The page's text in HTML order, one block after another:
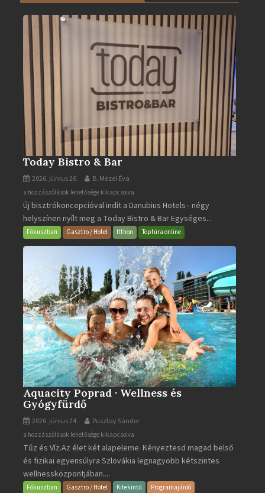
bejegyzéshez
Today Bistro & Bar
2026. június 26. B. Mezei Éva
Today
Bistro
&
Bar
bejegyzéshez
a hozzászólások lehetősége kikapcsolva
Új bisztrókoncepcióval indít a Danubius Hotels– négy
helyszínen nyílt meg a Today Bistro & Bar Egységes...
Fókuszban Gasztro / Hotel Itthon Toptúra online
Aquacity Poprad · Wellness és
Gyógyfürdő
2026. június 24. Pusztay Sándor
Aquacity
Poprad
·
Wellness
és
a hozzászólások lehetősége kikapcsolva
Tűz és Víz.Az élet két alapeleme. Kényeztesd magad belső
és fizikai egyensúlyra Szlovákia legnagyobb kétszintes
wellnessközpontjában....
Fókuszban Gasztro / Hotel Kitekintő
Programajánló